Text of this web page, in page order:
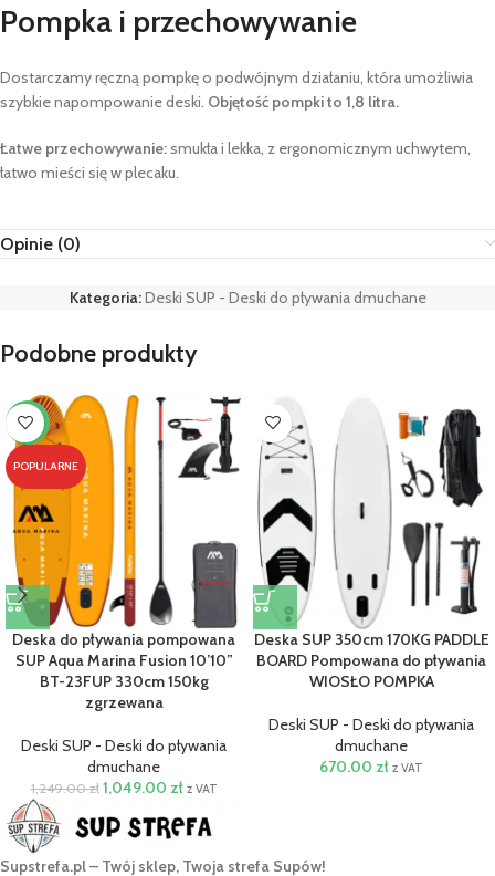
Pompka i przechowywanie
Dostarczamy ręczną pompkę o podwójnym działaniu, która umożliwia
szybkie napompowanie deski. Objętość pompki to 1,8 litra.
Łatwe przechowywanie:smukła i lekka, z ergonomicznym uchwytem,
łatwo mieści się w plecaku.
Opinie (0)
Kategoria:Deski SUP - Deski do pływania dmuchane
Podobne produkty
-16%
POPULARNE
Deska do pływania pompowana
SUP Aqua Marina Fusion 10’10”
BT-23FUP 330cm 150kg
zgrzewana
Deski SUP - Deski do pływania
dmuchane
1,249.00zł 1,049.00 zł z VAT
Deska SUP 350cm 170KG PADDLE
BOARD Pompowana do pływania
WIOSŁO POMPKA
Deski SUP - Deski do pływania
dmuchane
670.00 zł z VAT
Supstrefa.pl – Twój sklep, Twoja strefa Supów!